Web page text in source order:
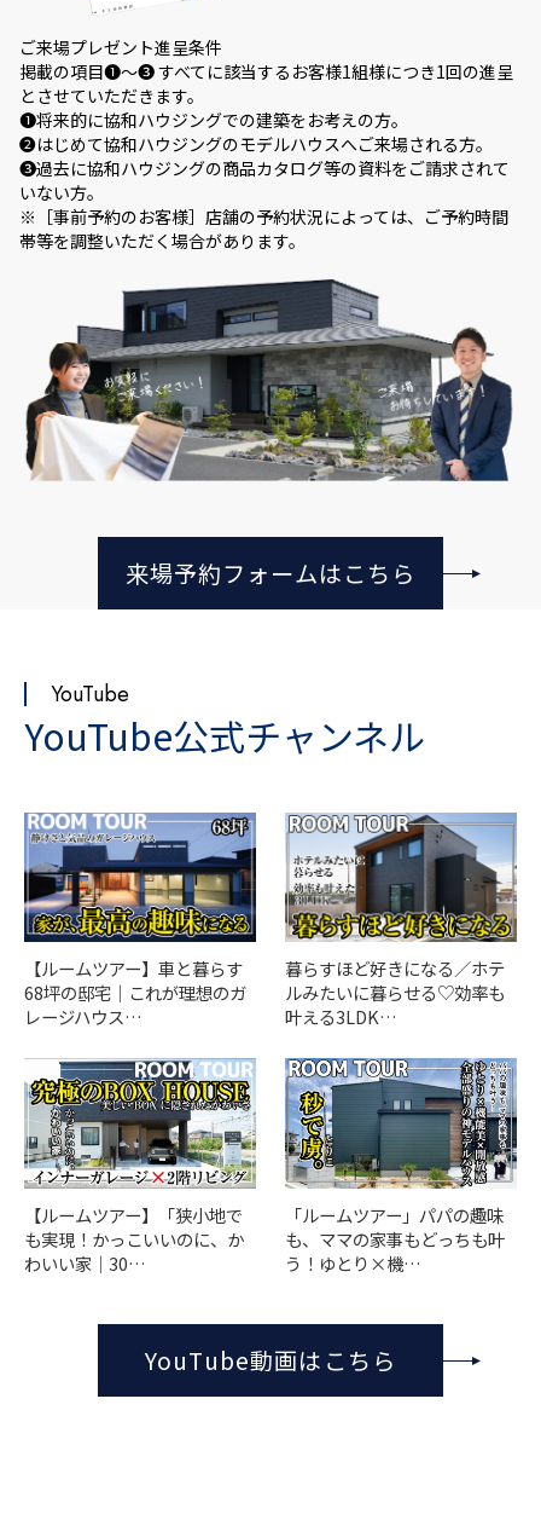
ご来場プレゼント進呈条件
掲載の項目❶～❸ すべてに該当するお客様1組様につき1回の進呈
とさせていただきます。
❶将来的に協和ハウジングでの建築をお考えの方。
❷はじめて協和ハウジングのモデルハウスへご来場される方。
❸過去に協和ハウジングの商品カタログ等の資料をご請求されて
いない方。
※［事前予約のお客様］店舗の予約状況によっては、ご予約時間
帯等を調整いただく場合があります。
来場予約フォームはこちら
YouTube
YouTube公式チャンネル
【ルームツアー】車と暮らす
68坪の邸宅｜これが理想のガ
レージハウス…
暮らすほど好きになる／ホテ
ルみたいに暮らせる♡効率も
叶える3LDK…
【ルームツアー】「狭小地で
も実現！かっこいいのに、か
わいい家｜30…
「ルームツアー」パパの趣味
も、ママの家事もどっちも叶
う！ゆとり×機…
YouTube動画はこちら